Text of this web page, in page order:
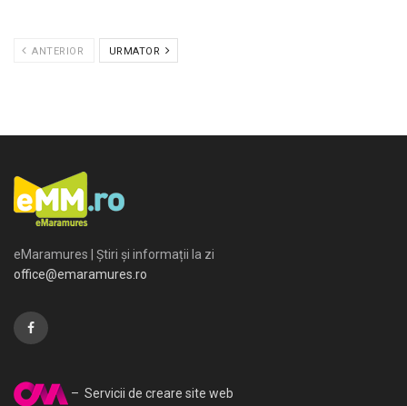
ANTERIOR URMATOR
eMaramures | Știri și informații la zi
office@emaramures.ro
– Servicii de creare site web